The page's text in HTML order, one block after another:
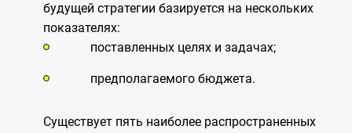
будущей стратегии базируется на нескольких
показателях:
поставленных целях и задачах;
предполагаемого бюджета.
Существует пять наиболее распространенных